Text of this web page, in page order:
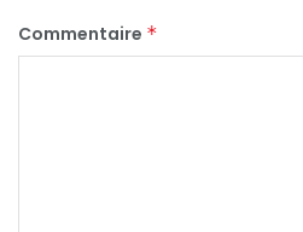
Commentaire *